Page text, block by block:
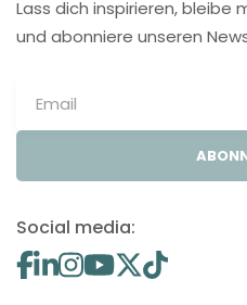
Lass dich inspirieren, bleibe
und abonniere unseren
Social media: